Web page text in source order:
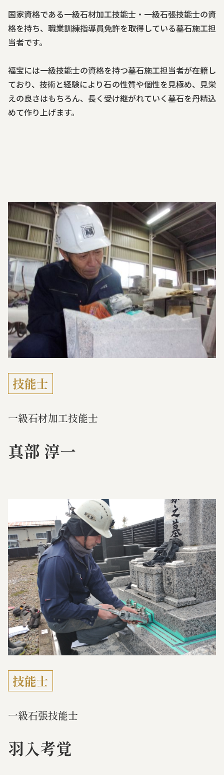
国家資格である一級石材加工技能士・一級石張技能士の資
格を持ち、職業訓練指導員免許を取得している墓石施工担
当者です。
福宝には一級技能士の資格を持つ墓石施工担当者が在籍し
ており、技術と経験により石の性質や個性を見極め、見栄
えの良さはもちろん、長く受け継がれていく墓石を丹精込
めて作り上げます。
技能士
一級石材加工技能士
真部 淳一
技能士
一級石張技能士
羽入考覚